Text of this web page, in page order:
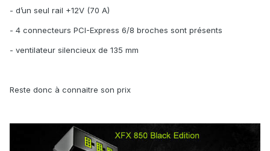
- d’un seul rail +12V (70 A)
- 4 connecteurs PCI-Express 6/8 broches sont présents
- ventilateur silencieux de 135 mm
Reste donc à connaitre son prix